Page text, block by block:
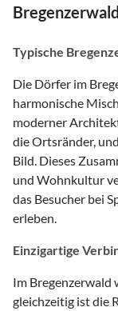
Typische
Die Dörfer im
harmonische
moderner
die Ortsränder,
Bild. Dieses
und Wohnkultur
das Besucher bei
erleben.
Einzigartige
Im Bregenzerwald
gleichzeitig ist die